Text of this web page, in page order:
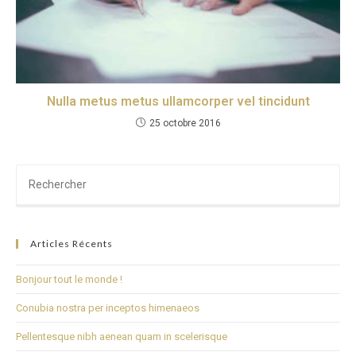
Nulla metus metus ullamcorper vel tincidunt
25 octobre 2016
Articles Récents
Bonjour tout le monde !
Conubia nostra per inceptos himenaeos
Pellentesque nibh aenean quam in scelerisque